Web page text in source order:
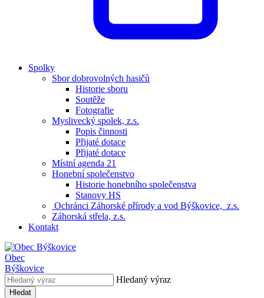
Spolky
Sbor dobrovolných hasičů
Historie sboru
Soutěže
Fotografie
Myslivecký spolek, z.s.
Popis činnosti
Přijaté dotace
Přijaté dotace
Místní agenda 21
Honební společenstvo
Historie honebního společenstva
Stanovy HS
Ochránci Záhorské přírody a vod Býškovice, z.s.
Záhorská střela, z.s.
Kontakt
Obec
Býškovice
Hledaný výraz
Hledat